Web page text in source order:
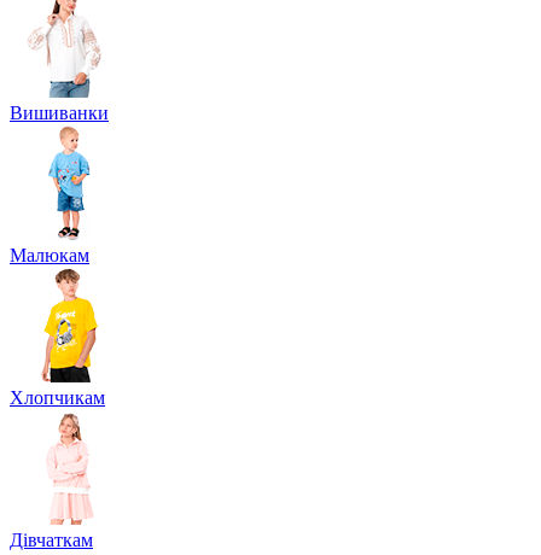
Вишиванки
Малюкам
Хлопчикам
Дівчаткам